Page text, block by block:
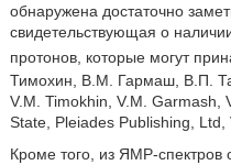
обнаружена достаточно
свидетельствующая о
протонов, которые могут
Тимохин, В.М. Гармаш, В.П.
V.M. Timokhin, V.M. Garmash,
State, Pleiades Publishing, Ltd,
Кроме того, из ЯМР-спектров